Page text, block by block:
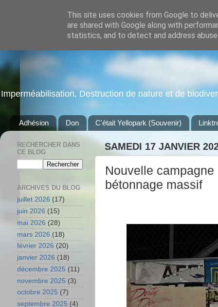
Imperméabilisation, Destruction de nature et de
Adhésion Don C'était Yellopark (Souvenir)
SAMEDI 17 JANVIER
Nouvelle
bétonnage massif
RECHERCHER DANS
CE BLOG
ARCHIVES DU BLOG
juillet 2026 (17)
juin 2026 (15)
mai 2026 (28)
mars 2026 (18)
février 2026 (20)
janvier 2026 (18)
décembre 2025 (11)
novembre 2025 (3)
octobre 2025 (7)
septembre 2025 (4)
This site uses cookies from Google to
are shared with Google along with
statistics, and to detect and address